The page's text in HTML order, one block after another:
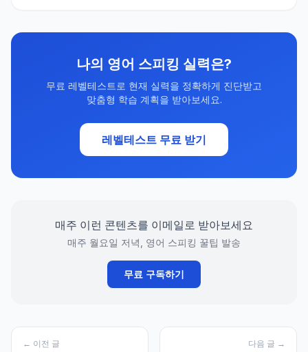
나의 영어 스피킹 실력은?
무료 레벨테스트로 현재 실력을 정확하게 진단받고
맞춤형 학습 계획을 받아보세요.
레벨테스트 무료 받기
매주 이런 콘텐츠를 이메일로 받아보세요
매주 월요일 저녁, 영어 스피킹 꿀팁 발송
무료 구독하기
← 이전 글 다음 글 →